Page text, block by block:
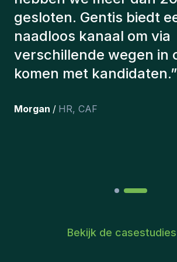
juiste kandidaten voor
De kandidaten die we
aangeworven, werken
bij ons en persoonlijk
team hebben
Bekijk de casestudies